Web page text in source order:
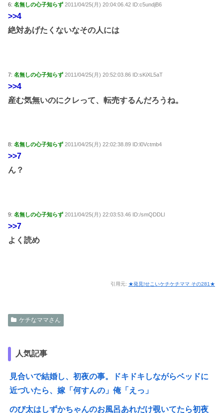
6: 名無しの心子知らず 2011/04/25(月) 20:04:06.42 ID:c5undjB6
>>4
絶対あげたくないなその人には
7: 名無しの心子知らず 2011/04/25(月) 20:52:03.86 ID:sKiXL5aT
>>4
産む気無いのにクレって、転売するんだろうね。
8: 名無しの心子知らず 2011/04/25(月) 22:02:38.89 ID:l0Vctmb4
>>7
ん？
9: 名無しの心子知らず 2011/04/25(月) 22:03:53.46 ID:/smQDDLl
>>7
よく読め
引用元: ★発見!せこいケチケチママ その281★
ケチなママさん
人気記事
見合いで結婚し、初夜の事。ドキドキしながらベッドに
近づいたら、嫁「何すんの」俺「えっ」
のび太はしずかちゃんのお風呂あれだけ覗いてたら初夜